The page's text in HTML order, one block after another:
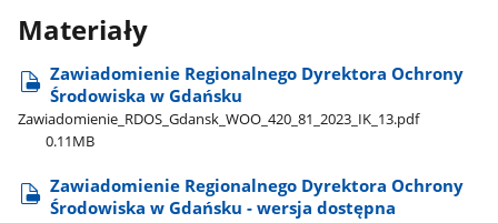
Materiały
Zawiadomienie Regionalnego Dyrektora Ochrony
Środowiska w Gdańsku
Zawiadomienie​_RDOS​_Gdansk​_WOO​_420​_81​_2023​_IK​_13.pdf
0.11MB
Zawiadomienie Regionalnego Dyrektora Ochrony
Środowiska w Gdańsku - wersja dostępna